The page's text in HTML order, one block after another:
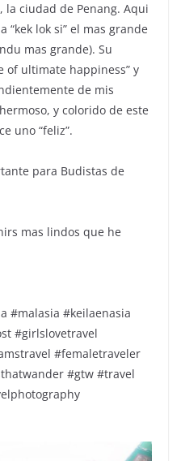
la ciudad de Penang. Aqui
“kek lok si” el mas grande
mas grande). Su
of ultimate happiness” y
de mis
y colorido de este
uno “feliz”.
para Budistas de
mas lindos que he
#malasia #keilaenasia
#girlslovetravel
#femaletraveler
#gtw #travel